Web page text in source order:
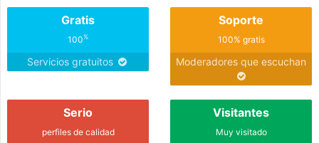
Gratis
100%
Servicios gratuitos
Soporte
100% gratis
Moderadores que escuchan
Serio
perfiles de calidad
Visitantes
Muy visitado